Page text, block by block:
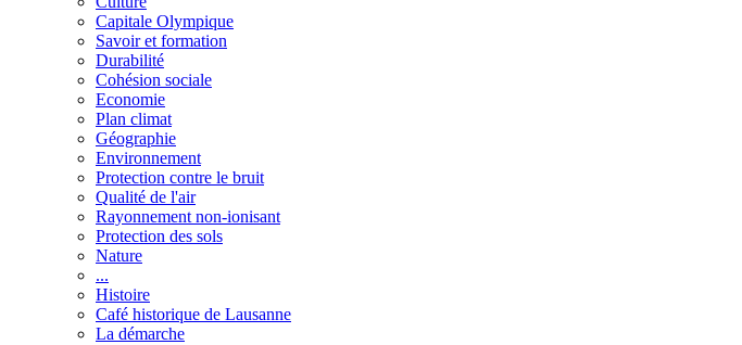
Capitale Olympique
Savoir et formation
Durabilité
Cohésion sociale
Economie
Plan climat
Géographie
Environnement
Protection contre le bruit
Qualité de l'air
Rayonnement non-ionisant
Protection des sols
Nature
...
Histoire
Café historique de Lausanne
La démarche